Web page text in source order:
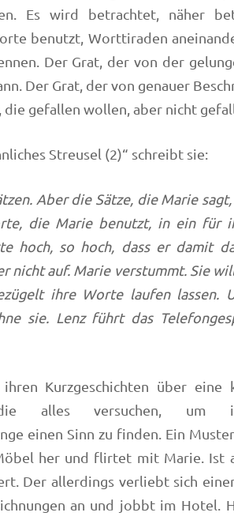
Es wird betrachtet, näher
benutzt, Worttiraden
Der Grat, der von der
Der Grat, der von genauer
gefallen wollen, aber nicht
Streusel (2)“ schreibt sie:
Aber die Sätze, die Marie
die Marie benutzt, in ein für
hoch, so hoch, dass er damit
nicht auf. Marie verstummt. Sie
ihre Worte laufen lassen.
sie. Lenz führt das
Kurzgeschichten über eine
die alles versuchen,
einen Sinn zu finden. Ein
her und flirtet mit Marie. Ist
Der allerdings verliebt sich
an und jobbt im Hotel.